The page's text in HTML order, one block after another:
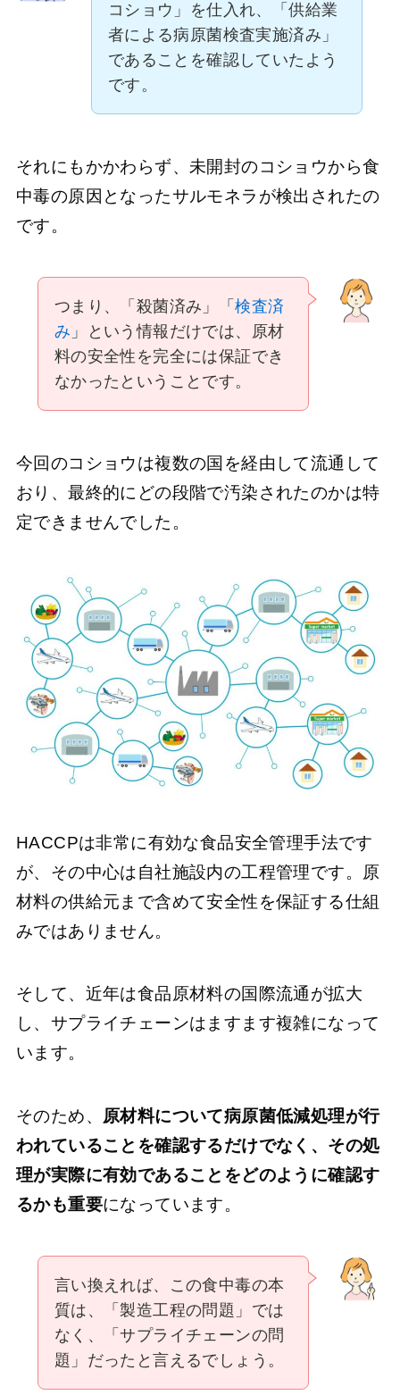
コショウ」を仕入れ、「供給業
者による病原菌検査実施済み」
であることを確認していたよう
です。
それにもかかわらず、未開封のコショウから食
中毒の原因となったサルモネラが検出されたの
です。
つまり、「殺菌済み」「検査済
み 」という情報だけでは、原材
料の安全性を完全には保証でき
なかったということです。
今回のコショウは複数の国を経由して流通して
おり、最終的にどの段階で汚染されたのかは特
定できませんでした。
HACCPは非常に有効な食品安全管理手法です
が、その中心は自社施設内の工程管理です。原
材料の供給元まで含めて安全性を保証する仕組
みではありません。
そして、近年は食品原材料の国際流通が拡大
し、サプライチェーンはますます複雑になって
います。
そのため、 原材料について病原菌低減処理が行
われていることを確認するだけでなく、その処
理が実際に有効であることをどのように確認す
るかも重要になっています。
言い換えれば、この食中毒の本
質は、「製造工程の問題」では
なく、「サプライチェーンの問
題」だったと言えるでしょう。